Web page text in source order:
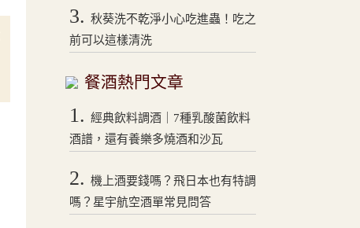
3. 秋葵洗不乾淨小心吃進蟲！吃之
前可以這樣清洗
餐酒熱門文章
1. 經典飲料調酒｜7種乳酸菌飲料
酒譜，還有養樂多燒酒和沙瓦
2. 機上酒要錢嗎？飛日本也有特調
嗎？星宇航空酒單常見問答